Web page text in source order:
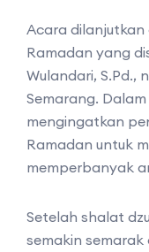
Acara
Ramadan yang
Wulandari, S.Pd.,
Semarang.
mengingatkan
Ramadan untuk
memperbanyak
Setelah shalat
semakin